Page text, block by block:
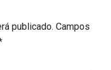
publicado. Campos